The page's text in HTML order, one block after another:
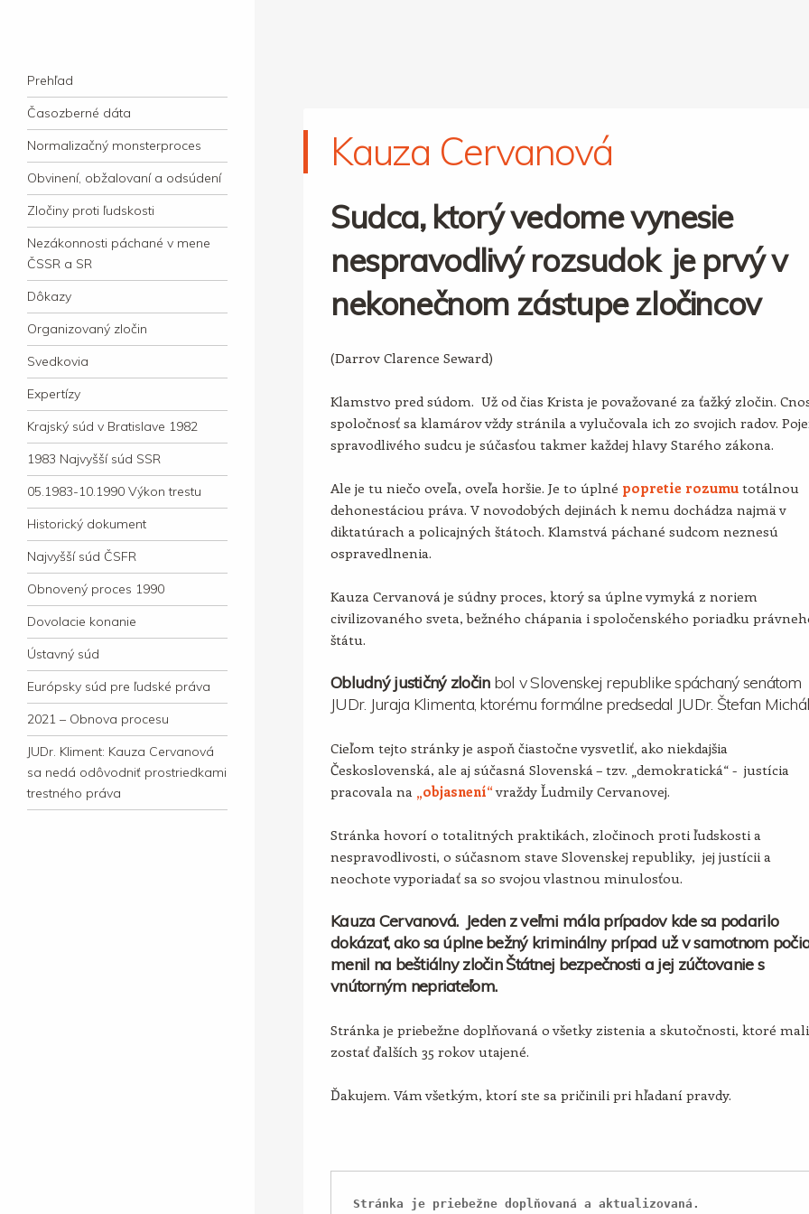
súdny proces v dejnách slovenskej justície
Navigation
Skip to content
Prehľad
Časozberné dáta
Normalizačný monsterproces
Obvinení, obžalovaní a odsúdení
Zločiny proti ľudskosti
Nezákonnosti páchané v mene
ČSSR a SR
Dôkazy
Organizovaný zločin
Svedkovia
Expertízy
Krajský súd v Bratislave 1982
1983 Najvyšší súd SSR
05.1983-10.1990 Výkon trestu
Historický dokument
Najvyšší súd ČSFR
Obnovený proces 1990
Dovolacie konanie
Ústavný súd
Európsky súd pre ľudské práva
2021 – Obnova procesu
JUDr. Kliment: Kauza Cervanová
sa nedá odôvodniť prostriedkami
trestného práva
Kauza Cervanová
Sudca, ktorý vedome vynesie
nespravodlivý rozsudok je prvý v
nekonečnom zástupe zločincov
(Darrov Clarence Seward)
Klamstvo pred súdom. Už od čias Krista je považované za ťažký zločin.
spoločnosť sa klamárov vždy stránila a vylučovala ich zo svojich radov.
spravodlivého sudcu je súčasťou takmer každej hlavy Starého zákona.
Ale je tu niečo oveľa, oveľa horšie. Je to úplné popretie rozumu totálnou
dehonestáciou práva. V novodobých dejinách k nemu dochádza najmä v
diktatúrach a policajných štátoch. Klamstvá páchané sudcom neznesú
ospravedlnenia.
Kauza Cervanová je súdny proces, ktorý sa úplne vymyká z noriem
civilizovaného sveta, bežného chápania i spoločenského poriadku
štátu.
Obludný justičný zločin bol v Slovenskej republike spáchaný senátom
JUDr. Juraja Klimenta, ktorému formálne predsedal JUDr. Štefan
Cieľom tejto stránky je aspoň čiastočne vysvetliť, ako niekdajšia
Československá, ale aj súčasná Slovenská – tzv. „demokratická“ - justícia
pracovala na „objasnení“vraždy Ľudmily Cervanovej.
Stránka hovorí o totalitných praktikách, zločinoch proti ľudskosti a
nespravodlivosti, o súčasnom stave Slovenskej republiky, jej justícii a
neochote vyporiadať sa so svojou vlastnou minulosťou.
Kauza Cervanová. Jeden z veľmi mála prípadov kde sa podarilo
dokázať, ako sa úplne bežný kriminálny prípad už v samotnom
menil na beštiálny zločin Štátnej bezpečnosti a jej zúčtovanie s
vnútorným nepriateľom.
Stránka je priebežne doplňovaná o všetky zistenia a skutočnosti, ktoré mali
zostať ďalších 35 rokov utajené.
Ďakujem. Vám všetkým, ktorí ste sa pričinili pri hľadaní pravdy.
Stránka je priebežne doplňovaná a aktualizovaná.